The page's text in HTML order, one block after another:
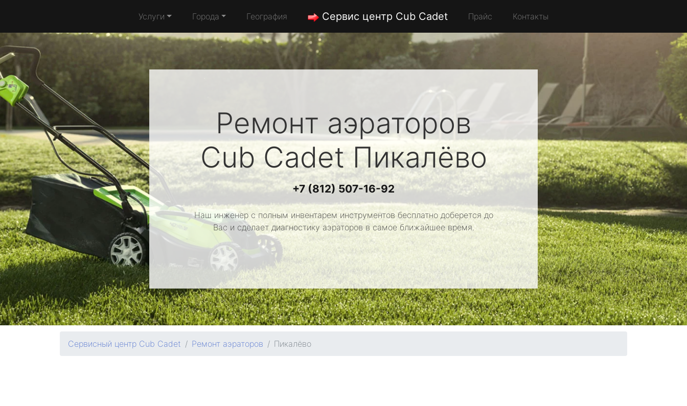
Услуги Города География Сервис центр Cub Cadet Прайс Контакты
Ремонт аэраторов
Cub CadetПикалёво
+7 (812) 507-16-92
Наш инженер с полным инвентарем инструментов бесплатно доберется до
Вас и сделает диагностику аэраторов в самое ближайшее время.
Сервисный центр Cub Cadet Ремонт аэраторов Пикалёво